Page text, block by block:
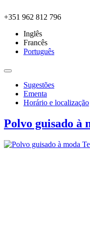
+351 962 812 796
Inglês
Francês
Português
Sugestões
Ementa
Horário e localização
Polvo guisado à